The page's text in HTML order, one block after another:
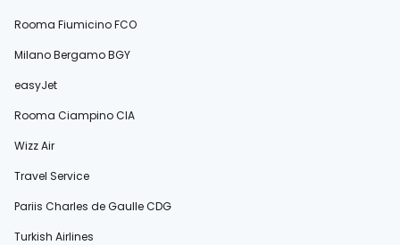
Rooma Fiumicino FCO
Milano Bergamo BGY
easyJet
Rooma Ciampino CIA
Wizz Air
Travel Service
Pariis Charles de Gaulle CDG
Turkish Airlines